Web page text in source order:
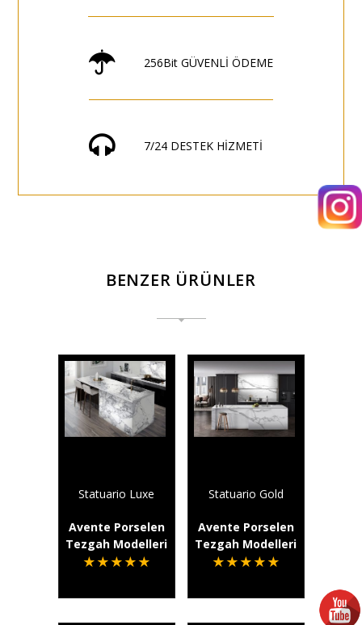
256Bit GÜVENLİ ÖDEME
7/24 DESTEK HİZMETİ
BENZER ÜRÜNLER
Statuario Luxe
Avente Porselen
Tezgah Modelleri
★ ★ ★ ★ ★
Statuario Gold
Avente Porselen
Tezgah Modelleri
★ ★ ★ ★ ★